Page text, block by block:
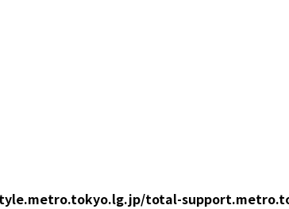
total-